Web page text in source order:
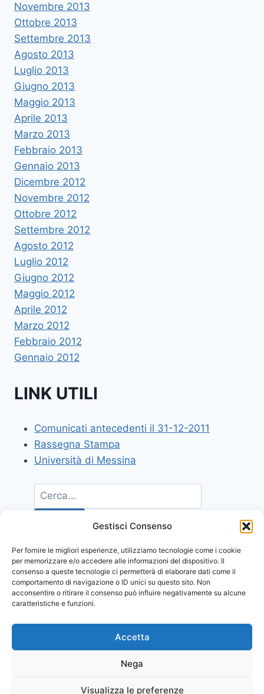
Gestisci Consenso
Per fornire le migliori esperienze, utilizziamo tecnologie come i cookie
per memorizzare e/o accedere alle informazioni del dispositivo. Il
consenso a queste tecnologie ci permetterà di elaborare dati come il
comportamento di navigazione o ID unici su questo sito. Non
acconsentire o ritirare il consenso può influire negativamente su alcune
caratteristiche e funzioni.
Accetta
Nega
Visualizza le preferenze
Novembre 2013
Ottobre 2013
Settembre 2013
Agosto 2013
Luglio 2013
Giugno 2013
Maggio 2013
Aprile 2013
Marzo 2013
Febbraio 2013
Gennaio 2013
Dicembre 2012
Novembre 2012
Ottobre 2012
Settembre 2012
Agosto 2012
Luglio 2012
Giugno 2012
Maggio 2012
Aprile 2012
Marzo 2012
Febbraio 2012
Gennaio 2012
LINK UTILI
Comunicati antecedenti il 31-12-2011
Rassegna Stampa
Università di Messina